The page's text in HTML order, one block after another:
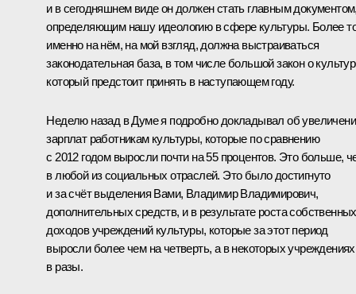
и в сегодняшнем виде он должен стать главным
определяющим нашу идеологию в сфере культуры. Более
именно на нём, на мой взгляд, должна выстраиваться
законодательная база, в том числе большой закон о
который предстоит принять в наступающем году.
Неделю назад в Думе я подробно докладывал об
зарплат работникам культуры, которые по сравнению
с 2012 годом выросли почти на 55 процентов. Это больше,
в любой из социальных отраслей. Это было достигнуто
и за счёт выделения Вами, Владимир Владимирович,
дополнительных средств, и в результате роста собственных
доходов учреждений культуры, которые за этот период
выросли более чем на четверть, а в некоторых
в разы.